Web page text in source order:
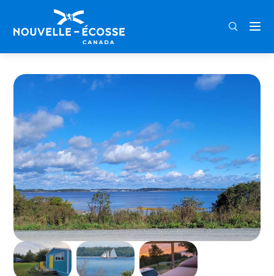
FRA
Home Off the Beaten Trail